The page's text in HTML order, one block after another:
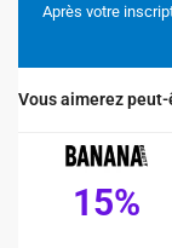
Après votre
Vous aimerez
15%